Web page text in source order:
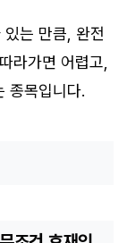
는 만큼, 완전
라가면 어렵고,
종목입니다.